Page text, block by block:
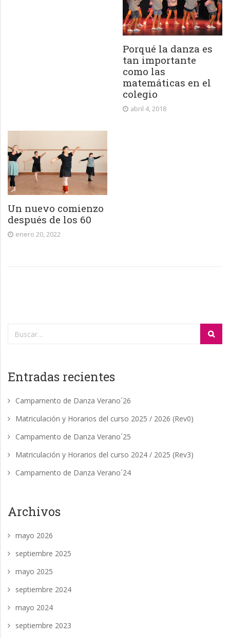
Porqué la danza es
tan importante
como las
matemáticas en el
colegio
abril 4, 2018
Un nuevo comienzo
después de los 60
enero 20, 2022
Entradas recientes
Campamento de Danza Verano´26
Matriculación y Horarios del curso 2025 / 2026 (Rev0)
Campamento de Danza Verano´25
Matriculación y Horarios del curso 2024 / 2025 (Rev3)
Campamento de Danza Verano´24
Archivos
mayo 2026
septiembre 2025
mayo 2025
septiembre 2024
mayo 2024
septiembre 2023